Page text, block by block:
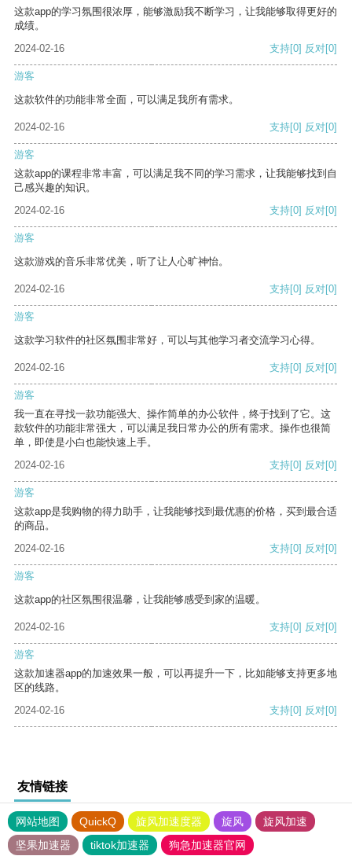
这款app的学习氛围很浓厚，能够激励我不断学习，让我能够取得更好的
成绩。
2024-02-16
支持[0] 反对[0]
游客
这款软件的功能非常全面，可以满足我所有需求。
2024-02-16 支持[0] 反对[0]
游客
这款app的课程非常丰富，可以满足我不同的学习需求，让我能够找到自
己感兴趣的知识。
2024-02-16
支持[0] 反对[0]
游客
这款游戏的音乐非常优美，听了让人心旷神怡。
2024-02-16 支持[0] 反对[0]
游客
这款学习软件的社区氛围非常好，可以与其他学习者交流学习心得。
2024-02-16 支持[0] 反对[0]
游客
我一直在寻找一款功能强大、操作简单的办公软件，终于找到了它。这
款软件的功能非常强大，可以满足我日常办公的所有需求。操作也很简
单，即使是小白也能快速上手。
2024-02-16
支持[0] 反对[0]
游客
这款app是我购物的得力助手，让我能够找到最优惠的价格，买到最合适
的商品。
2024-02-16
支持[0] 反对[0]
游客
这款app的社区氛围很温馨，让我能够感受到家的温暖。
2024-02-16 支持[0] 反对[0]
游客
这款加速器app的加速效果一般，可以再提升一下，比如能够支持更多地
区的线路。
2024-02-16
支持[0] 反对[0]
友情链接
网站地图 QuickQ 旋风加速度器 旋风
旋风加速
坚果加速器
tiktok加速器 狗急加速器官网